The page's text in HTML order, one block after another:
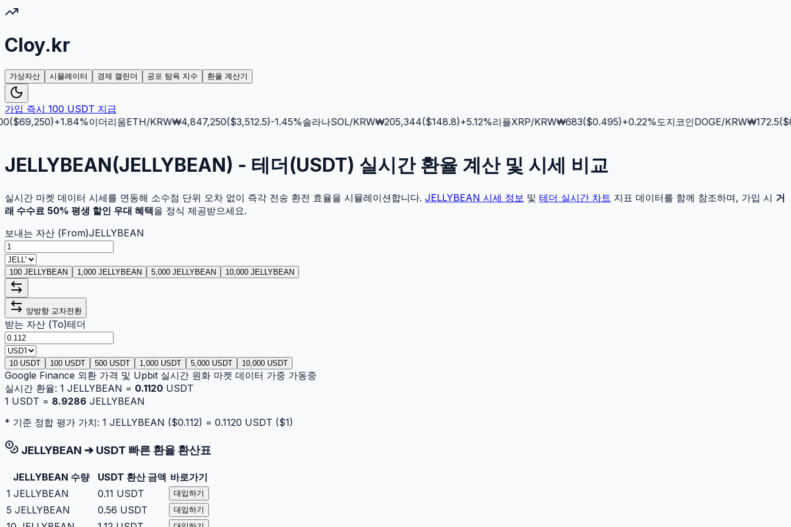
Cloy.kr
가상자산 시뮬레이터 경제 캘린더 공포 탐욕 지수 환율 계산기
가입 즉시 100 USDT 지급
69,250)+1.84%이더리움ETH/KRW₩4,847,250($3,512.5)-1.45%솔라나SOL/KRW₩205,344($148.8)+5.12%리플XRP/KRW₩683($0.495)+0.22%도지코인DOGE/KRW₩172.5($
JELLYBEAN(JELLYBEAN) - 테더(USDT) 실시간 환율 계산 및 시세 비교
실시간 마켓 데이터 시세를 연동해 소수점 단위 오차 없이 즉각 전송 환전 효율을 시뮬레이션합니다. JELLYBEAN 시세 정보 및 테더 실시간 차트 지표 데이터를 함께 참조하며, 가입 시 거
래 수수료 50% 평생 할인 우대 혜택을 정식 제공받으세요.
보내는 자산 (From)JELLYBEAN
100 JELLYBEAN 1,000 JELLYBEAN 5,000 JELLYBEAN 10,000 JELLYBEAN
양방향 교차전환
받는 자산 (To)테더
10 USDT 100 USDT 500 USDT 1,000 USDT 5,000 USDT 10,000 USDT
Google Finance 외환 가격 및 Upbit 실시간 원화 마켓 데이터 가중 가동중
실시간 환율: 1 JELLYBEAN = 0.1120 USDT
1 USDT = 8.9286 JELLYBEAN
* 기준 정합 평가 가치: 1 JELLYBEAN ($0.112) = 0.1120 USDT ($1)
JELLYBEAN ➔ USDT 빠른 환율 환산표
JELLYBEAN 수량 USDT 환산 금액 바로가기
1 JELLYBEAN 0.11 USDT 대입하기
5 JELLYBEAN 0.56 USDT 대입하기